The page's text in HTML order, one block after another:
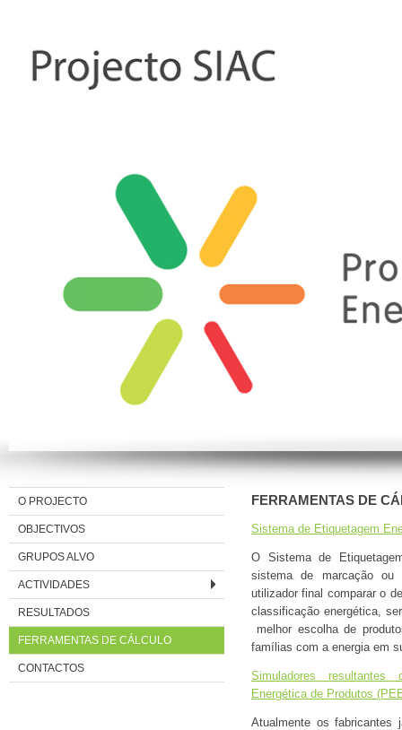
O PROJECTO
OBJECTIVOS
GRUPOS ALVO
ACTIVIDADES
RESULTADOS
FERRAMENTAS DE CÁLCULO
CONTACTOS
FERRAMENTAS DE
Sistema de Etiquetagem
O Sistema de
sistema de marcação ou
utilizador final comparar o
classificação energética,
melhor escolha de
famílias com a energia em
Simuladores
Energética de Produtos
Atualmente os fabricantes